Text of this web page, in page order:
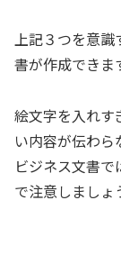
上記３つを意識
書が作成できま
絵文字を入れす
い内容が伝わら
ビジネス文書
で注意しましょ